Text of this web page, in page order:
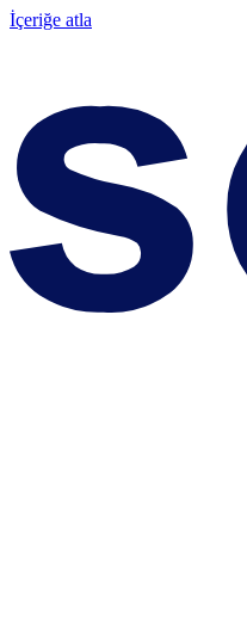
İçeriğe atla